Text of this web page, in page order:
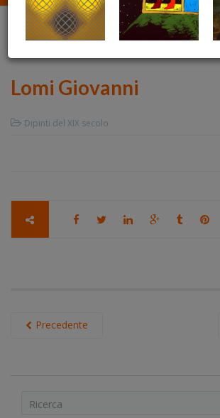
Lomi Giovanni
Dipinti del XIX secolo
Precedente